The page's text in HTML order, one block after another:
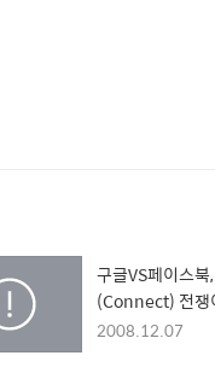
구글VS페이스
(Connect) 전쟁
2008.12.07